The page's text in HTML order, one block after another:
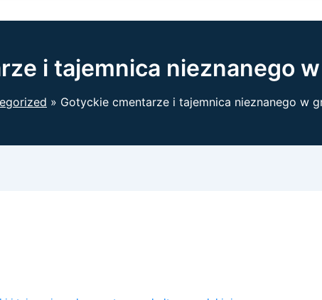
i tajemnica nieznanego
Gotyckie cmentarze i tajemnica nieznanego w